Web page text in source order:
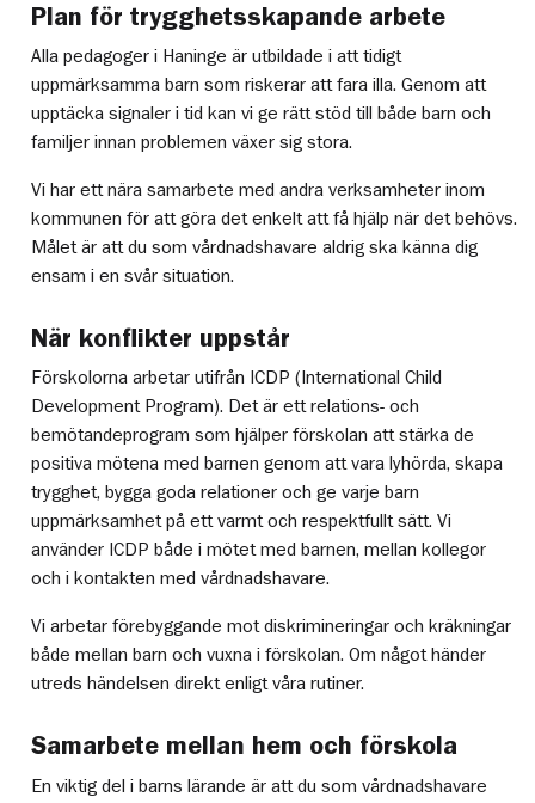
Plan för trygghetsskapande arbete
Alla pedagoger i Haninge är utbildade i att tidigt
uppmärksamma barn som riskerar att fara illa. Genom att
upptäcka signaler i tid kan vi ge rätt stöd till både barn och
familjer innan problemen växer sig stora.
Vi har ett nära samarbete med andra verksamheter inom
kommunen för att göra det enkelt att få hjälp när det behövs.
Målet är att du som vårdnadshavare aldrig ska känna dig
ensam i en svår situation.
När konflikter uppstår
Förskolorna arbetar utifrån ICDP (International Child
Development Program). Det är ett relations- och
bemötandeprogram som hjälper förskolan att stärka de
positiva mötena med barnen genom att vara lyhörda, skapa
trygghet, bygga goda relationer och ge varje barn
uppmärksamhet på ett varmt och respektfullt sätt. Vi
använder ICDP både i mötet med barnen, mellan kollegor
och i kontakten med vårdnadshavare.
Vi arbetar förebyggande mot diskrimineringar och kräkningar
både mellan barn och vuxna i förskolan. Om något händer
utreds händelsen direkt enligt våra rutiner.
Samarbete mellan hem och förskola
En viktig del i barns lärande är att du som vårdnadshavare